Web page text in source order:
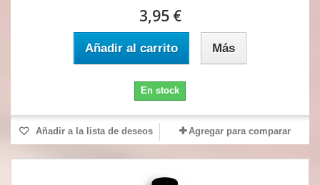
3,95 €
Añadir al carrito Más
En stock
Añadir a la lista de deseos Agregar para comparar